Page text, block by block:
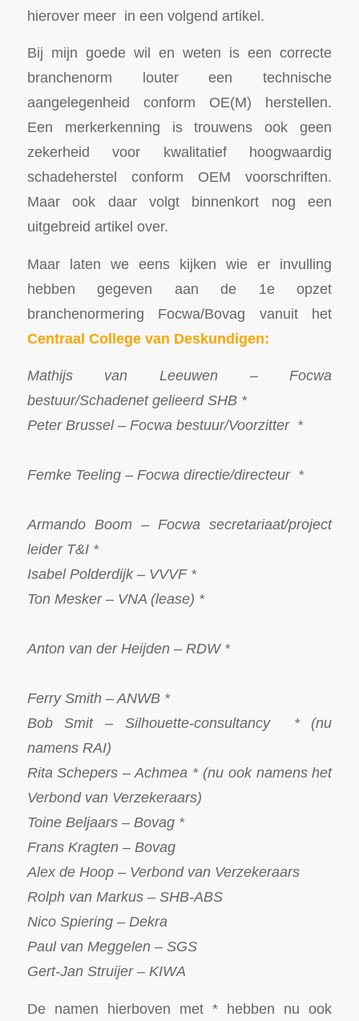
hierover meer in een volgend artikel.
Bij mijn goede wil en weten is een correcte
branchenorm louter een technische
aangelegenheid conform OE(M) herstellen.
Een merkerkenning is trouwens ook geen
zekerheid voor kwalitatief hoogwaardig
schadeherstel conform OEM voorschriften.
Maar ook daar volgt binnenkort nog een
uitgebreid artikel over.
Maar laten we eens kijken wie er invulling
hebben gegeven aan de 1e opzet
branchenormering Focwa/Bovag vanuit het
Centraal College van Deskundigen:
Mathijs van Leeuwen – Focwa
bestuur/Schadenet gelieerd SHB *
Peter Brussel – Focwa bestuur/Voorzitter *
Femke Teeling – Focwa directie/directeur *
Armando Boom – Focwa secretariaat/project
leider T&I *
Isabel Polderdijk – VVVF *
Ton Mesker – VNA (lease) *
Anton van der Heijden – RDW *
Ferry Smith – ANWB *
Bob Smit – Silhouette-consultancy * (nu
namens RAI)
Rita Schepers – Achmea * (nu ook namens het
Verbond van Verzekeraars)
Toine Beljaars – Bovag *
Frans Kragten – Bovag
Alex de Hoop – Verbond van Verzekeraars
Rolph van Markus – SHB-ABS
Nico Spiering – Dekra
Paul van Meggelen – SGS
Gert-Jan Struijer – KIWA
De namen hierboven met * hebben nu ook